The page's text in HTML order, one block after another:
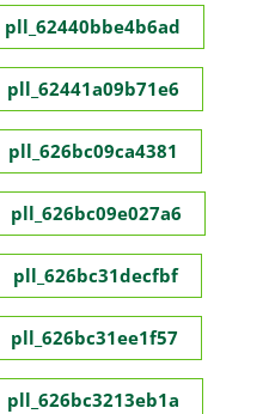
pll_62440bbe4b6ad
pll_62441a09b71e6
pll_626bc09ca4381
pll_626bc09e027a6
pll_626bc31decfbf
pll_626bc31ee1f57
pll_626bc3213eb1a